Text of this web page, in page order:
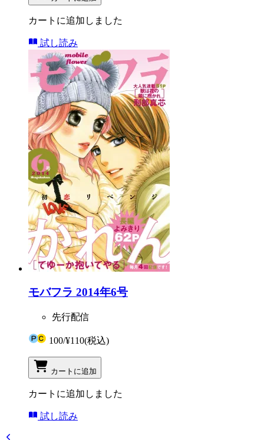
カートに追加しました
試し読み
モバフラ 2014年6号
先行配信
100/¥110(税込)
カートに追加
カートに追加しました
試し読み